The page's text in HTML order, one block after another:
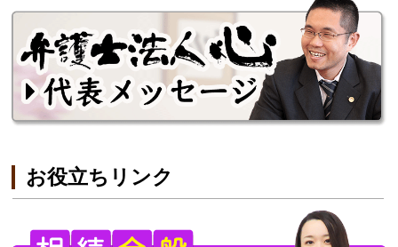
お役立ちリンク